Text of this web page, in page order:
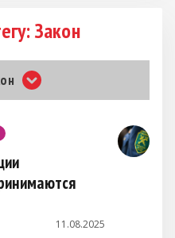
Закон
11.08.2025